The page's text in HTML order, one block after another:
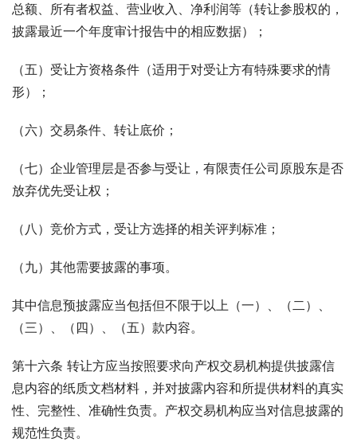
总额、所有者权益、营业收入、净利润等（转让参股权的，
披露最近一个年度审计报告中的相应数据）；
（五）受让方资格条件（适用于对受让方有特殊要求的情
形）；
（六）交易条件、转让底价；
（七）企业管理层是否参与受让，有限责任公司原股东是否
放弃优先受让权；
（八）竞价方式，受让方选择的相关评判标准；
（九）其他需要披露的事项。
其中信息预披露应当包括但不限于以上（一）、（二）、
（三）、（四）、（五）款内容。
第十六条 转让方应当按照要求向产权交易机构提供披露信
息内容的纸质文档材料，并对披露内容和所提供材料的真实
性、完整性、准确性负责。产权交易机构应当对信息披露的
规范性负责。